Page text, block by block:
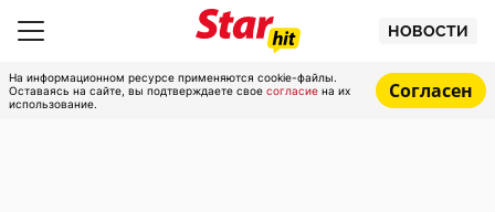
НОВОСТИ
На информационном ресурсе применяются cookie-файлы.
Оставаясь на сайте, вы подтверждаете свое согласие на их
использование.
Согласен